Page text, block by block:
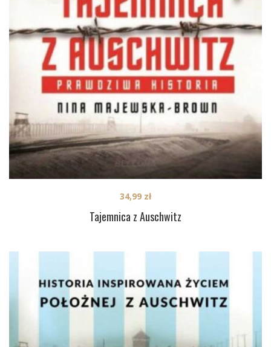
Tajemnica z Auschwitz
34,99 zł